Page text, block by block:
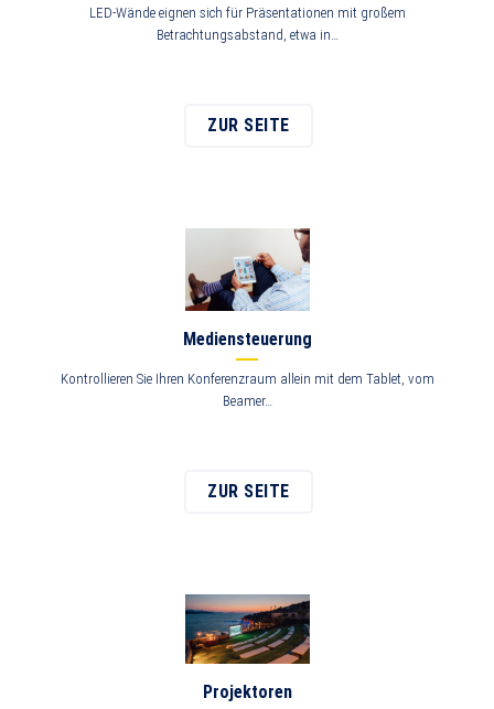
LED-Wände eignen sich für Präsentationen mit großem
Betrachtungsabstand, etwa in…
ZUR SEITE
Mediensteuerung
Kontrollieren Sie Ihren Konferenzraum allein mit dem Tablet, vom
Beamer…
ZUR SEITE
Projektoren